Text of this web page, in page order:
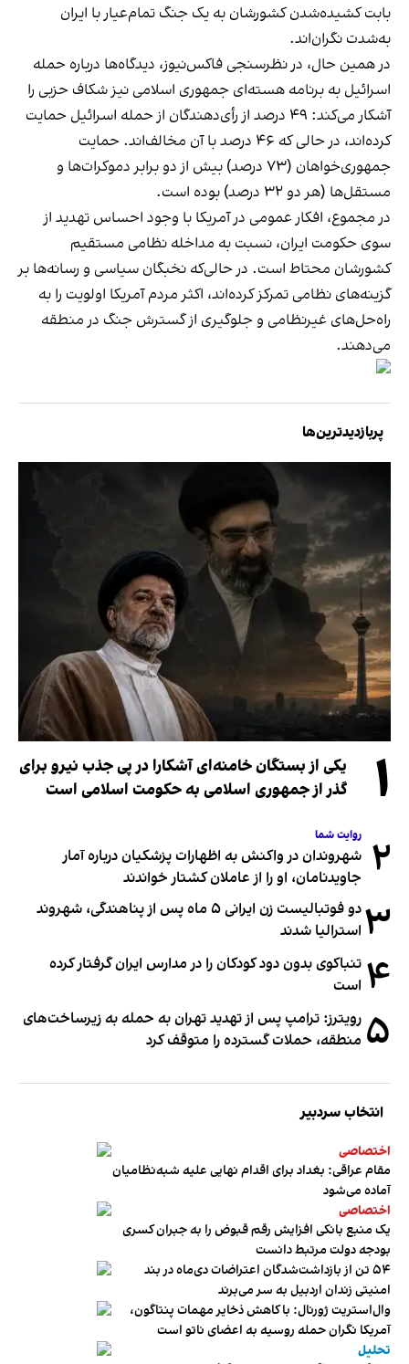
بابت کشیده‌شدن کشورشان به یک جنگ تمام‌عیار با ایران
به‌شدت نگران‌اند.
در همین حال، در نظرسنجی فاکس‌نیوز، دیدگاه‌ها درباره حمله
اسرائیل به برنامه هسته‌ای جمهوری اسلامی نیز شکاف حزبی را
آشکار می‌کند: ۴۹ درصد از رأی‌دهندگان از حمله اسرائیل حمایت
کرده‌اند، در حالی که ۴۶ درصد با آن مخالف‌اند. حمایت
جمهوری‌خواهان (۷۳ درصد) بیش از دو برابر دموکرات‌ها و
مستقل‌ها (هر دو ۳۲ درصد) بوده است.
در مجموع، افکار عمومی در آمریکا با وجود احساس تهدید از
سوی حکومت ایران، نسبت به مداخله نظامی مستقیم
کشورشان محتاط است. در حالی‌که نخبگان سیاسی و رسانه‌ها بر
گزینه‌های نظامی تمرکز کرده‌اند، اکثر مردم آمریکا اولویت را به
راه‌حل‌های غیرنظامی و جلوگیری از گسترش جنگ در منطقه
می‌دهند.
پربازدیدترین‌ها
۱
یکی از بستگان خامنه‌ای آشکارا در پی جذب نیرو برای
گذر از جمهوری اسلامی به حکومت اسلامی است
۲ روایت شما
شهروندان در واکنش به اظهارات پزشکیان درباره آمار
جاویدنامان، او را از عاملان کشتار خواندند
۳
دو فوتبالیست زن ایرانی ۵ ماه پس از پناهندگی، شهروند
استرالیا شدند
۴ تنباکوی بدون دود کودکان را در مدارس ایران گرفتار کرده
است
۵ رویترز: ترامپ پس از تهدید تهران به حمله به زیرساخت‌های
منطقه، حملات گسترده را متوقف کرد
انتخاب سردبیر
اختصاصی
مقام عراقی: بغداد برای اقدام نهایی علیه شبه‌نظامیان
آماده می‌شود
اختصاصی
یک منبع بانکی افزایش رقم قبوض را به جبران کسری
بودجه دولت مرتبط دانست
۵۴ تن از بازداشت‌شدگان اعتراضات دی‌ماه در بند
امنیتی زندان اردبیل به سر می‌برند
وال‌استریت ژورنال: با کاهش ذخایر مهمات پنتاگون،
آمریکا نگران حمله روسیه به اعضای ناتو‌ است
تحلیل